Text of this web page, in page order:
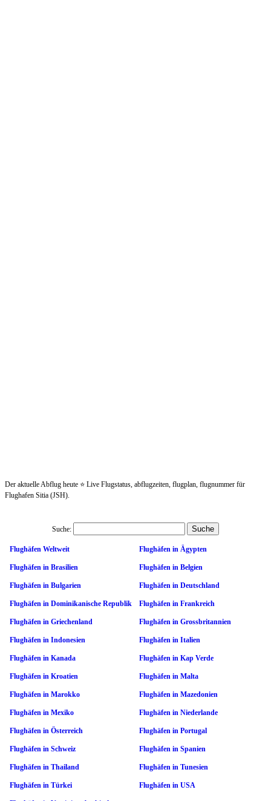
Der aktuelle Abflug heute ⭐ Live Flugstatus, abflugzeiten, flugplan, flugnummer für
Flughafen Sitia (JSH).
Suche:
Flughäfen Weltweit Flughäfen in Ägypten
Flughäfen in Brasilien Flughäfen in Belgien
Flughäfen in Bulgarien Flughäfen in Deutschland
Flughäfen in Dominikanische Republik Flughäfen in Frankreich
Flughäfen in Griechenland Flughäfen in Grossbritannien
Flughäfen in Indonesien Flughäfen in Italien
Flughäfen in Kanada Flughäfen in Kap Verde
Flughäfen in Kroatien Flughäfen in Malta
Flughäfen in Marokko Flughäfen in Mazedonien
Flughäfen in Mexiko Flughäfen in Niederlande
Flughäfen in Österreich Flughäfen in Portugal
Flughäfen in Schweiz Flughäfen in Spanien
Flughäfen in Thailand Flughäfen in Tunesien
Flughäfen in Türkei Flughäfen in USA